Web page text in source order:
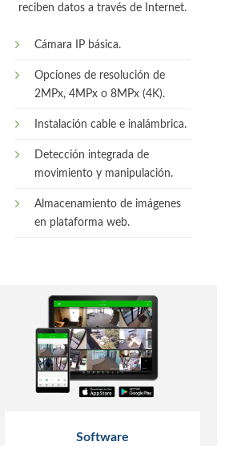
reciben datos a través de Internet.
Cámara IP básica.
Opciones de resolución de
2MPx, 4MPx o 8MPx (4K).
Instalación cable e inalámbrica.
Detección integrada de
movimiento y manipulación.
Almacenamiento de imágenes
en plataforma web.
Software